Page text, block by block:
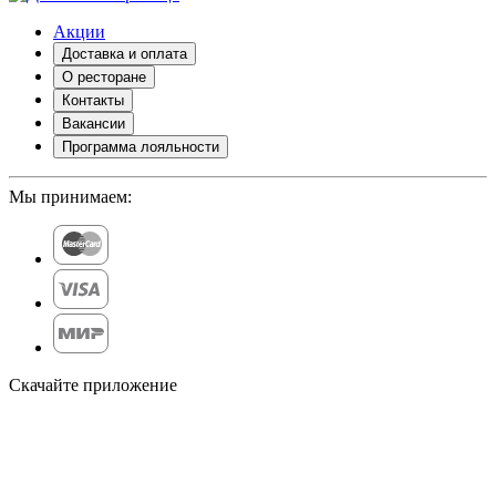
Акции
Доставка и оплата
О ресторане
Контакты
Вакансии
Программа лояльности
Мы принимаем:
Скачайте приложение